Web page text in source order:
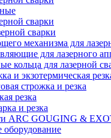
сварки
сварки
механизма для
для лазерного
кольца для лазерной
и экзотермическая
строжка и резка
резка
и резка
ARC GOUGING &
оборудование